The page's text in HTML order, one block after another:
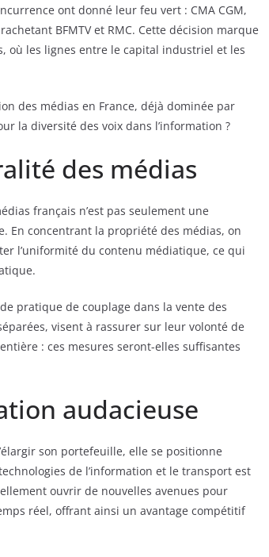
ont donné leur feu vert : CMA CGM,
BFMTV et RMC. Cette décision marque
où les lignes entre le capital industriel et les
des médias en France, déjà dominée par
la diversité des voix dans l’information ?
des médias
français n’est pas seulement une
En concentrant la propriété des médias, on
l’uniformité du contenu médiatique, ce qui
pratique de couplage dans la vente des
visent à rassurer sur leur volonté de
: ces mesures seront-elles suffisantes
audacieuse
son portefeuille, elle se positionne
de l’information et le transport est
ouvrir de nouvelles avenues pour
réel, offrant ainsi un avantage compétitif